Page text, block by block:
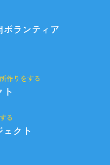
ランティア
作りをする
る
クト